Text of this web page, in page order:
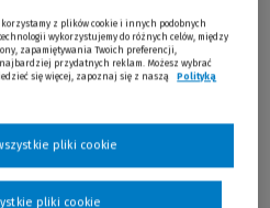
z plików cookie i innych podobnych
wykorzystujemy do różnych celów, między
zapamiętywania Twoich preferencji,
przydatnych reklam. Możesz wybrać
się więcej, zapoznaj się z naszą
Polityką
pliki cookie
pliki cookie